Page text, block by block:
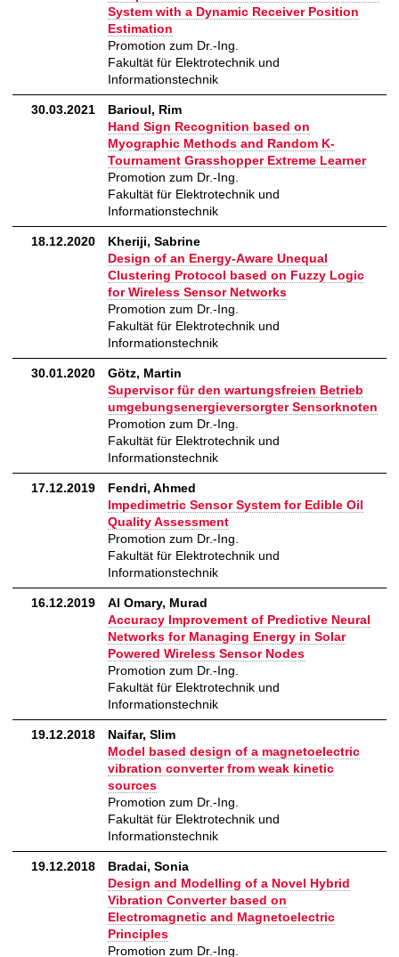
System with a Dynamic Receiver Position
Estimation
Promotion zum Dr.-Ing.
Fakultät für Elektrotechnik und
Informationstechnik
30.03.2021
Barioul, Rim
Hand Sign Recognition based on
Myographic Methods and Random K-
Tournament Grasshopper Extreme Learner
Promotion zum Dr.-Ing.
Fakultät für Elektrotechnik und
Informationstechnik
18.12.2020
Kheriji, Sabrine
Design of an Energy-Aware Unequal
Clustering Protocol based on Fuzzy Logic
for Wireless Sensor Networks
Promotion zum Dr.-Ing.
Fakultät für Elektrotechnik und
Informationstechnik
30.01.2020
Götz, Martin
Supervisor für den wartungsfreien Betrieb
umgebungsenergieversorgter Sensorknoten
Promotion zum Dr.-Ing.
Fakultät für Elektrotechnik und
Informationstechnik
17.12.2019
Fendri, Ahmed
Impedimetric Sensor System for Edible Oil
Quality Assessment
Promotion zum Dr.-Ing.
Fakultät für Elektrotechnik und
Informationstechnik
16.12.2019
Al Omary, Murad
Accuracy Improvement of Predictive Neural
Networks for Managing Energy in Solar
Powered Wireless Sensor Nodes
Promotion zum Dr.-Ing.
Fakultät für Elektrotechnik und
Informationstechnik
19.12.2018
Naifar, Slim
Model based design of a magnetoelectric
vibration converter from weak kinetic
sources
Promotion zum Dr.-Ing.
Fakultät für Elektrotechnik und
Informationstechnik
19.12.2018
Bradai, Sonia
Design and Modelling of a Novel Hybrid
Vibration Converter based on
Electromagnetic and Magnetoelectric
Principles
Promotion zum Dr.-Ing.